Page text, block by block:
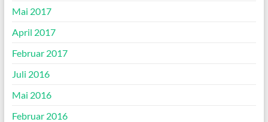
Mai 2017
April 2017
Februar 2017
Juli 2016
Mai 2016
Februar 2016